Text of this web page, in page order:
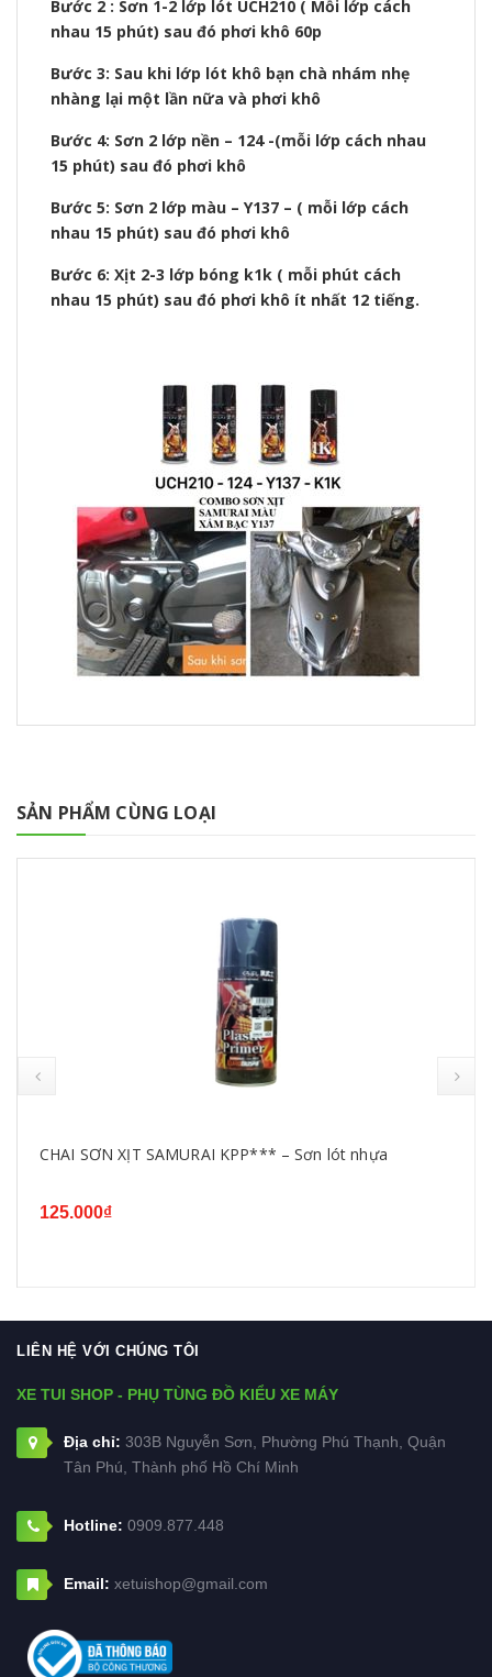
Bước 2 : Sơn 1-2 lớp lót UCH210 ( Mỗi lớp cách
nhau 15 phút) sau đó phơi khô 60p
Bước 3: Sau khi lớp lót khô bạn chà nhám nhẹ
nhàng lại một lần nữa và phơi khô
Bước 4: Sơn 2 lớp nền – 124 -(mỗi lớp cách nhau
15 phút) sau đó phơi khô
Bước 5: Sơn 2 lớp màu – Y137 – ( mỗi lớp cách
nhau 15 phút) sau đó phơi khô
Bước 6: Xịt 2-3 lớp bóng k1k ( mỗi phút cách
nhau 15 phút) sau đó phơi khô ít nhất 12 tiếng.
SẢN PHẨM CÙNG LOẠI
CHAI SƠN XỊT SAMURAI KPP*** – Sơn lót nhựa
125.000₫
LIÊN HỆ VỚI CHÚNG TÔI
XE TUI SHOP - PHỤ TÙNG ĐỒ KIỂU XE MÁY
Địa chỉ: 303B Nguyễn Sơn, Phường Phú Thạnh, Quận
Tân Phú, Thành phố Hồ Chí Minh
Hotline: 0909.877.448
Email: xetuishop@gmail.com